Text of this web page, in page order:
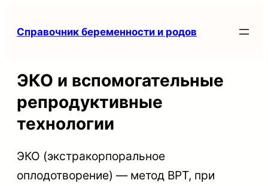
Справочник беременности и родов
ЭКО и вспомогательные
репродуктивные
технологии
ЭКО (экстракорпоральное
оплодотворение) — метод ВРТ, при